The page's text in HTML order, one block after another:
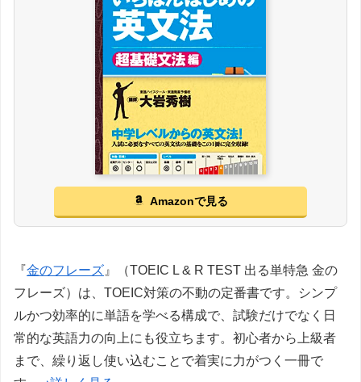
Amazonで見る
『金のフレーズ 』（TOEIC L & R TEST 出る単特急 金の
フレーズ）は、TOEIC対策の不動の定番書です。シンプ
ルかつ効率的に単語を学べる構成で、試験だけでなく日
常的な英語力の向上にも役立ちます。初心者から上級者
まで、繰り返し使い込むことで着実に力がつく一冊で